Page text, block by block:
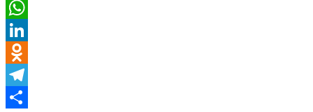
WeChat
WhatsApp
LinkedIn
Odnoklassniki
Telegram